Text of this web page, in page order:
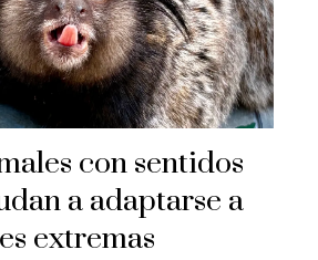
con sentidos
a adaptarse a
extremas